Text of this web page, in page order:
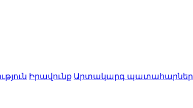
Իրավունք Արտակարգ պատահարներ